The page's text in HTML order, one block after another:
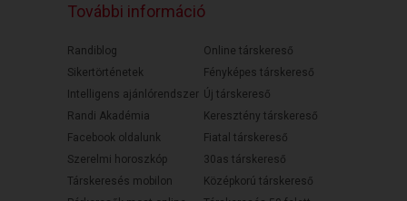
További információ
Randiblog
Sikertörténetek
Intelligens ajánlórendszer
Randi Akadémia
Facebook oldalunk
Szerelmi horoszkóp
Társkeresés mobilon
Online társkereső
Fényképes társkereső
Új társkereső
Keresztény társkereső
Fiatal társkereső
30as társkereső
Középkorú társkereső